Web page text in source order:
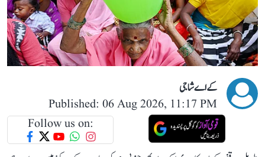
کے اے شاجی
Published: 06 Aug 2026, 11:17 PM
Follow us on: